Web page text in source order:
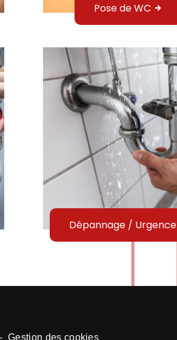
Pose de WC
Dépannage / Urgence
Gestion des cookies